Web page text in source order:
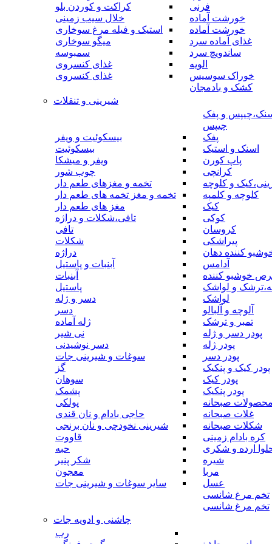
فرنی
خورشت آماده
خورشت آماده
غذای آماده سرد
ساندویچ سرد
الویه
خوراک سوسیس
کشک و بادمجان
کراکت و کوردن بلو
خلال سیب زمینی
استیک و فیله مرغ سوخاری
میگو سوخاری
سمبوسه
غذای کنسروی
غذای کنسروی
شیرینی و تنقلات
و پفک
چیپس
پفک
اسنک و استیک
پاپ کورن
کرانچی
و کلوچه
کلوچه و کلمپه
کیک
کوکی
کروسان
پیراشکی
کننده دهان
آدامس
خوشبو کننده
و لواشک
لواشک
آلوچه و آلبالو
تمبر و ترشک
پودر دسر و ژله
پودر ژله
پودر دسر
پودر کیک و پنکیک
پودر کیک
پودر پنکیک
محصولات صبحانه
غلات صبحانه
شکلات صبحانه
کره بادام زمینی
ارده و شکری
شیره
مربا
عسل
تخم مرغ شانسی
تخم مرغ شانسی
بیسکوئیت و ویفر
بیسکوئیت
ویفر و میشکا
چوب شور
تخمه و مغزهای طعم دار
تخمه و مغز تخمه های طعم دار
مغز های طعم دار
تافی،شکلات و دراژه
تافی
شکلات
دراژه
آبنبات و پاستیل
آبنبات
پاستیل
دسر و ژله
دسر
ژله آماده
نی شیر
دسر نوشیدنی
سوغات و شیرینی جات
گز
سوهان
پشمک
پولکی
حاجی بادام و نان قندی
شیرینی نخودچی و نان برنجی
قاووت
حبه
شکر پنیر
معجون
سایر سوغات و شیرینی جات
چاشنی و ادویه جات
رب